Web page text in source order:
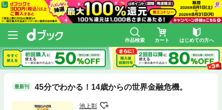
作品検索 カート はじめての方へ
最新刊 45分でわかる！14歳からの世界金融危機。
池上彰